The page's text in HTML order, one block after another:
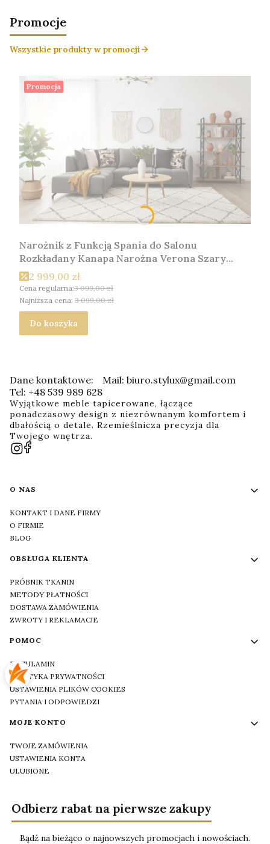
Promocje
Wszystkie produkty w promocji
Promocja
Narożnik z Funkcją Spania do Salonu
Rozkładany Kanapa Narożna Verona Szary
Lewy
2 999,00 zł
Cena regularna:3 099,00 zł
Najniższa cena: 3 099,00 zł
Do koszyka
Dane kontaktowe:
Tel: +48 539 989 628
Mail: biuro.stylux@gmail.com
Wyjątkowe meble tapicerowane, łączące
ponadczasowy design z niezrównanym komfortem i
dbałością o detale. Rzemieślnicza precyzja dla
Twojego wnętrza.
Linki w stopce
O NAS
KONTAKT I DANE FIRMY
O FIRMIE
BLOG
OBSŁUGA KLIENTA
PRÓBNIK TKANIN
METODY PŁATNOŚCI
DOSTAWA ZAMÓWIENIA
ZWROTY I REKLAMACJE
POMOC
REGULAMIN
POLITYKA PRYWATNOŚCI
USTAWIENIA PLIKÓW COOKIES
PYTANIA I ODPOWIEDZI
MOJE KONTO
TWOJE ZAMÓWIENIA
USTAWIENIA KONTA
ULUBIONE
Odbierz rabat na pierwsze zakupy
Bądź na bieżąco o najnowszych promocjach i nowościach.